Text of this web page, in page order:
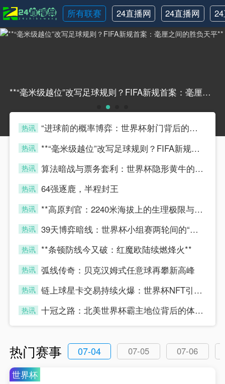
所有联赛
24直播网
NBA
24直播网
世界杯
**“毫米级越位”改写足球规则？FIFA新规首案：毫厘之间的胜负天平****“毫米级越位”改写足球规则？FIFA新规首案：毫厘之间的胜负天平**
热讯
“进球前的概率博弈：世界杯射门背后的隐藏算法”
热讯
**“毫米级越位”改写足球规则？FIFA新规首案：毫厘之间的胜负天平**
热讯
算法暗战与票务套利：世界杯隐形黄牛的博弈模型
热讯 64强逐鹿，半程封王
热讯
**高原判官：2240米海拔上的生理极限与毫秒级执法**
热讯
39天博弈暗线：世界杯小组赛两轮间的“休整”真相
热讯
**条顿防线今又破：红魔欧陆续燃烽火**
热讯 弧线传奇：贝克汉姆式任意球再攀新高峰
热讯
链上球星卡交易持续火爆：世界杯NFT引爆数字藏品新浪潮
热讯
十冠之路：北美世界杯霸主地位背后的体能密码
热门赛事 07-04 07-05
07-06
世界杯